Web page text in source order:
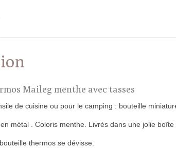
Maileg menthe avec tasses
de cuisine ou pour le camping : bouteille
métal . Coloris menthe. Livrés dans une jolie boîte
thermos se dévisse.